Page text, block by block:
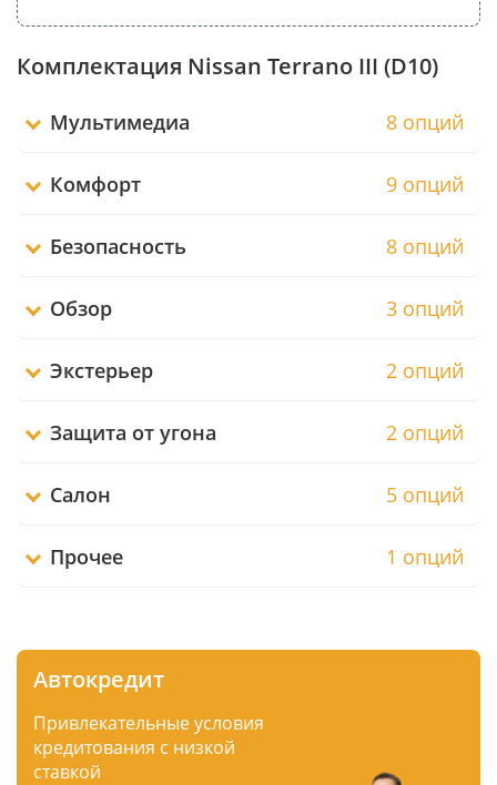
Комплектация Nissan Terrano III (D10)
Мультимедиа 8 опций
Комфорт 9 опций
Безопасность 8 опций
Обзор 3 опций
Экстерьер 2 опций
Защита от угона 2 опций
Салон 5 опций
Прочее 1 опций
Автокредит
Привлекательные условия
кредитования с низкой
ставкой